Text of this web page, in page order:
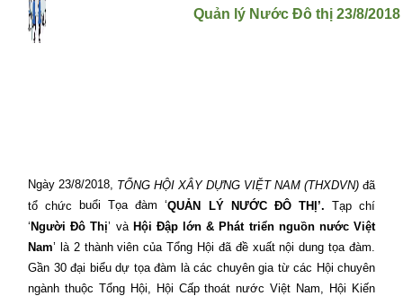
Quản lý Nước Đô thị 23/8/2018
Ngày 23/8/2018, TỔNG HỘI XÂY DỰNG VIỆT NAM (THXDVN) đã
tổ chứcbuổi Tọa đàm ‘QUẢN LÝ NƯỚC ĐÔ THỊ’. Tạp chí
‘ Người Đô Thị’ và Hội Đập lớn & Phát triển nguồn nước Việt
Nam’ là 2 thành viên củaTổng Hội đã đề xuất nội dung tọa đàm.
Gần 30 đại biểu dự tọa đàm là các chuyên gia từ các Hội chuyên
ngành thuộc Tổng Hội, Hội Cấp thoát nước Việt Nam, Hội Kiến